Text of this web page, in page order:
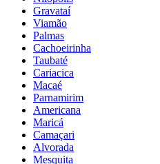
Gravataí
Viamão
Palmas
Cachoeirinha
Taubaté
Cariacica
Macaé
Parnamirim
Americana
Maricá
Camaçari
Alvorada
Mesquita